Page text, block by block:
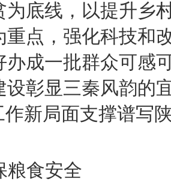
为底线，以提升乡
重点，强化科技和
办成一批群众可感
设彰显三秦风韵的
作新局面支撑谱写
粮食安全